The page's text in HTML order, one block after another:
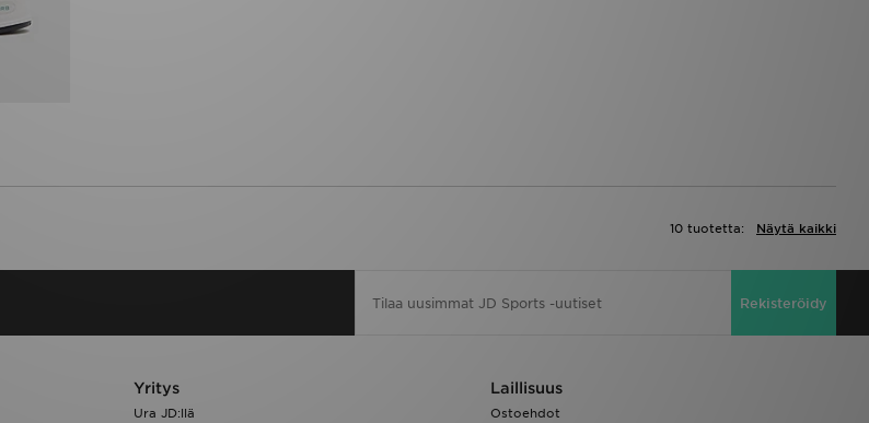
Näytä kaikki
10 tuotetta:
Rekisteröidy
Yritys
Ura JD:llä
Laillisuus
Ostoehdot